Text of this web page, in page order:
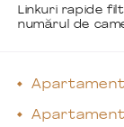
Linkuri rapide
numărul de